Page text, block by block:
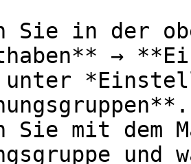
Sie in der
→
Sie mit dem